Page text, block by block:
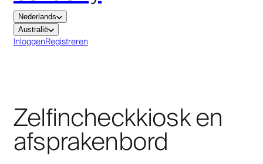
Nederlands
Australië
InloggenRegistreren
Zelfincheckkiosk en
afsprakenbord